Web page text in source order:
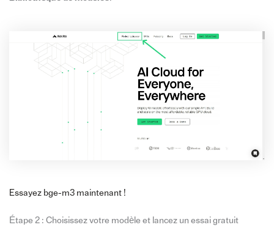
Essayez bge-m3 maintenant !
Étape 2 : Choisissez votre modèle et lancez un essai gratuit